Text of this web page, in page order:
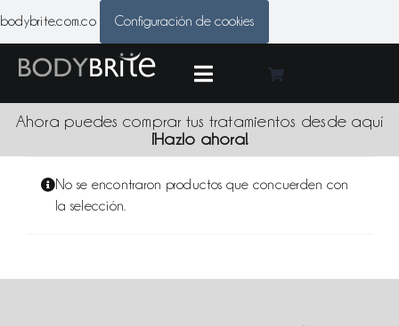
bodybrite.com.co Configuración de cookies
Toggle
Navigation
Ahora puedes comprar tus tratamientos desde aquí
¡Hazlo ahora!
No se encontraron productos que concuerden con
la selección.